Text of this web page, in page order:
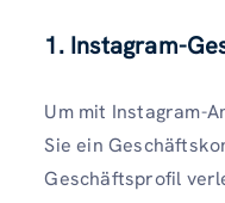
1. Instagram-
Um mit Instagram-
Sie ein
Geschäftsprofil